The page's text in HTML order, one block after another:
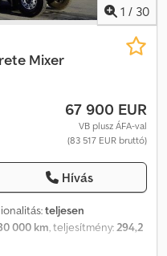
1 / 30
Mixer
67 900 EUR
VB plusz ÁFA-val
(83 517 EUR bruttó)
Hívás
teljesen
000 km, teljesítmény:294,2